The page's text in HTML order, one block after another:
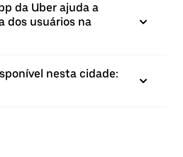
da Uber ajuda a
dos usuários na
nesta cidade: